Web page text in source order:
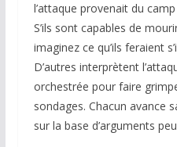
l’attaque provenait du
S’ils sont capables de
imaginez ce qu’ils feraient
D’autres interprètent
orchestrée pour faire
sondages. Chacun avance
sur la base d’arguments